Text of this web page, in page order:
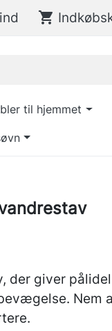
shopping_cart
til hjemmet
der giver
Nem